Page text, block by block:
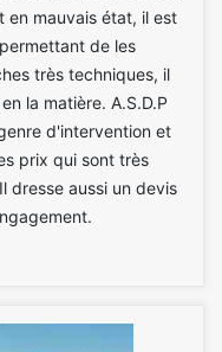
en mauvais état, il est
de les
très techniques, il
la matière. A.S.D.P
d'intervention et
prix qui sont très
dresse aussi un devis